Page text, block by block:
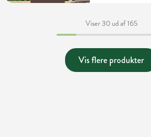
Viser 30 ud af 165
Vis flere produkter